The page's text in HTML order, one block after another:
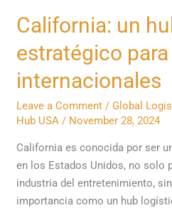
California: un
estratégico
internacionales
Leave a Comment / Global
Hub USA / November 28, 2024
California es conocida por ser
en los Estados Unidos, no solo
industria del entretenimiento,
importancia como un hub
California:
un
hub
logístico
estratégico
para
empresas
internacionales